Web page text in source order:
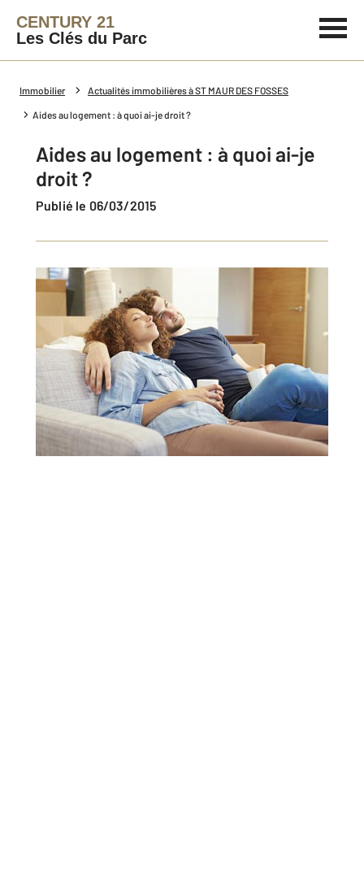
CENTURY 21
Les Clés du Parc
Immobilier Actualités immobilières à ST MAUR DES FOSSES
Aides au logement : à quoi ai-je droit ?
Aides au logement : à quoi ai-je
droit ?
Publié le 06/03/2015